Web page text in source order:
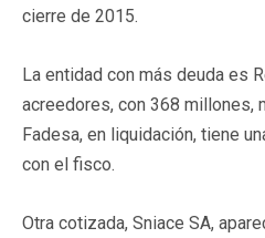
cierre de 2015.
La entidad con más deuda es
acreedores, con 368 millones,
Fadesa, en liquidación, tiene
con el fisco.
Otra cotizada, Sniace SA,